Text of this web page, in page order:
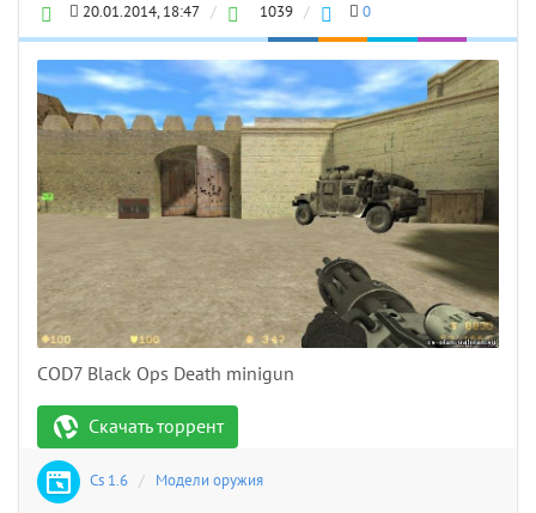
20.01.2014, 18:47 / 1039 / 0
COD7 Black Ops Death minigun
Скачать торрент
Cs 1.6 / Модели оружия